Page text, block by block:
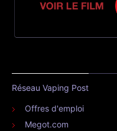
Réseau Vaping Post
Offres d'emploi
Megot.com